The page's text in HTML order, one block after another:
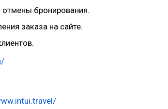
бронирования.
заказа на сайте.